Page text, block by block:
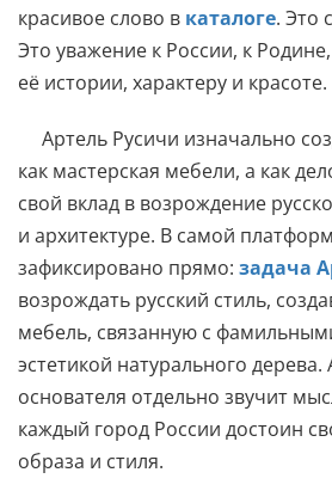
красивое слово в каталоге. Это
Это уважение к России, к
её истории, характеру и красоте.
Артель Русичи изначально
как мастерская мебели, а как
свой вклад в возрождение
и архитектуре. В самой
зафиксировано прямо: задача
возрождать русский стиль,
мебель, связанную с
эстетикой натурального дерева.
основателя отдельно звучит
каждый город России достоин
образа и стиля.